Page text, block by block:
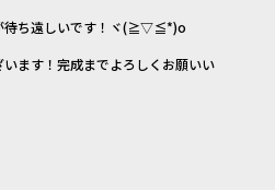
待ち遠しいです！ヾ(≧▽≦*)o
ます！完成までよろしくお願いい